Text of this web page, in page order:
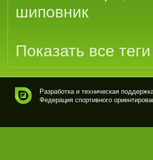
шиповник
Показать все теги
вно
Разработка и техническая
Федерация спортивного